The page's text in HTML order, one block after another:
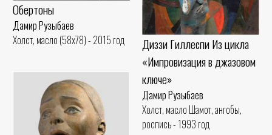
Диззи Гиллеспи Из цикла
«Импровизация в джазовом
ключе»
Дамир Рузыбаев
Холст, масло Шамот, ангобы,
роспись - 1993 год
Обертоны
Дамир Рузыбаев
Холст, масло (58x78) - 2015 год